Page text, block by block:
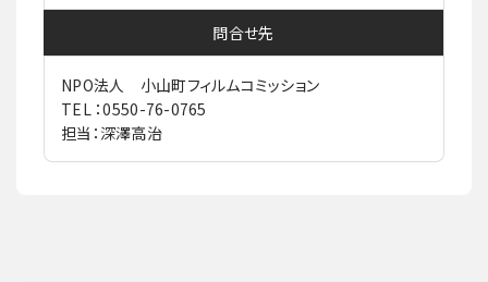
問合せ先
NPO法人 小山町フィルムコミッション
TEL ：0550-76-0765
担当：深澤高治